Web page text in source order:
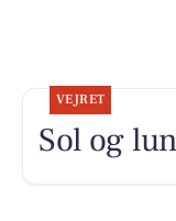
VEJRET
Sol og